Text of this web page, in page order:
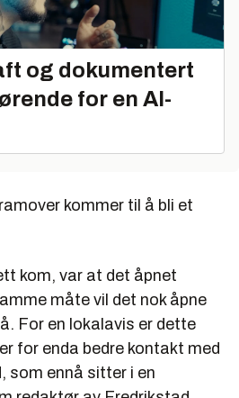
og dokumentert
for en AI-
kommer til å bli et
kom, var at det åpnet
måte vil det nok åpne
For en lokalavis er dette
for enda bedre kontakt med
som ennå sitter i en